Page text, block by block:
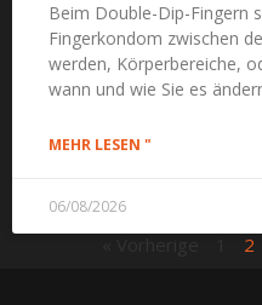
Beim Double-Dip-Fingern
Fingerkondom zwischen
werden, Körperbereiche,
wann und wie Sie es
MEHR LESEN "
06/08/2026
2